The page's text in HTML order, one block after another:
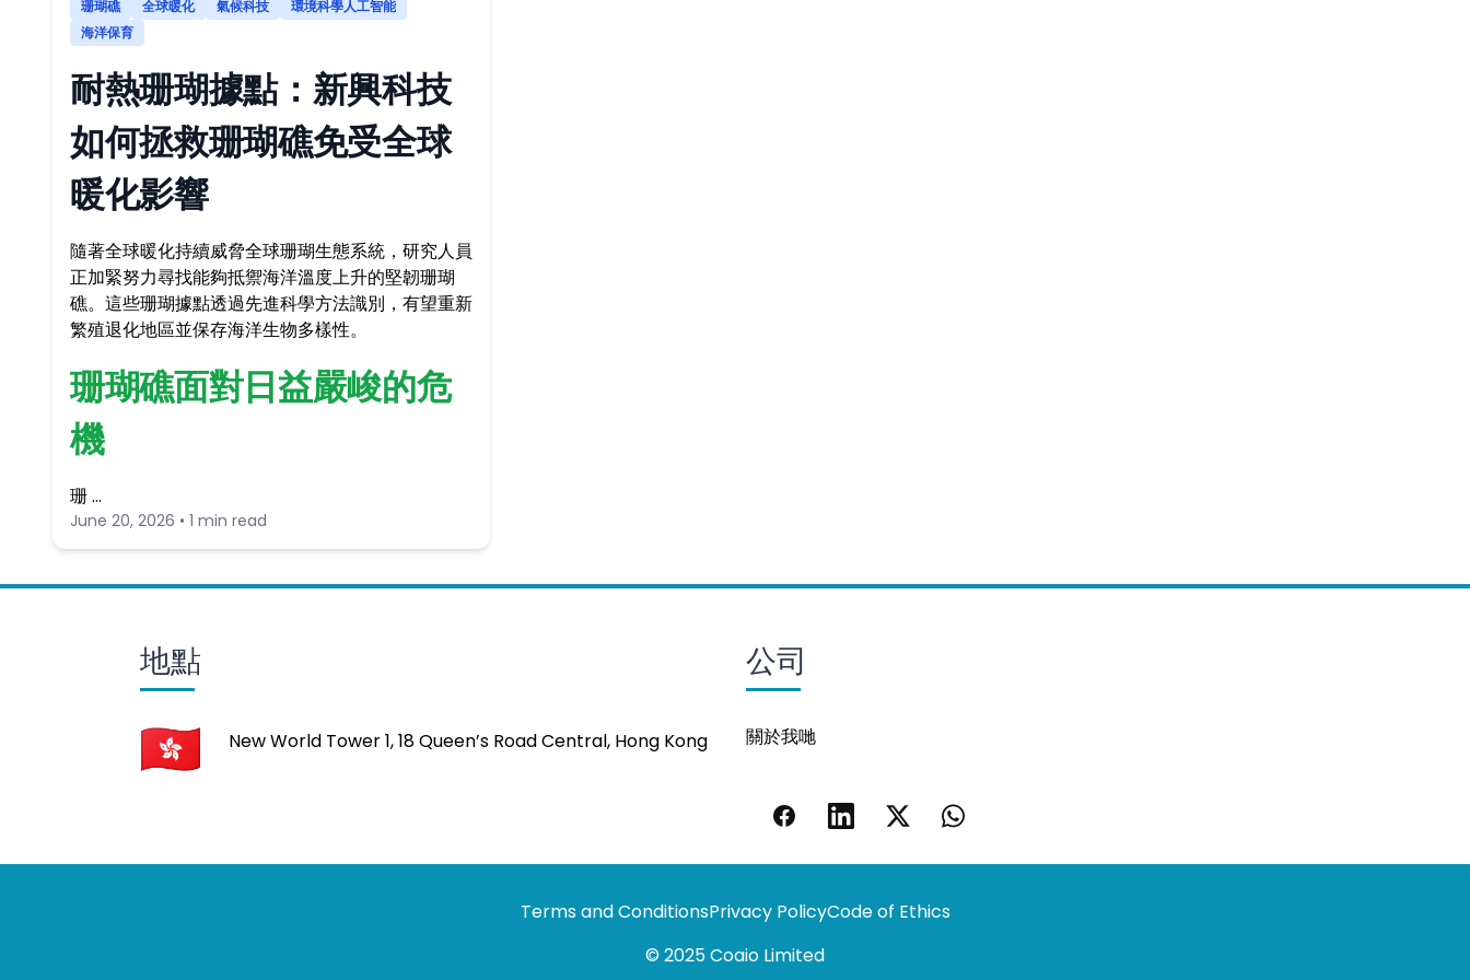
珊瑚礁 全球暖化 氣候科技
環境科學人工智能
海洋保育
耐熱珊瑚據點：新興科技
如何拯救珊瑚礁免受全球
暖化影響
隨著全球暖化持續威脅全球珊瑚生態系統，研究人員
正加緊努力尋找能夠抵禦海洋溫度上升的堅韌珊瑚
礁。這些珊瑚據點透過先進科學方法識別，有望重新
繁殖退化地區並保存海洋生物多樣性。
珊瑚礁面對日益嚴峻的危
機
珊 …
June 20, 2026 • 1 min read
地點
New World Tower 1, 18 Queen’s Road Central, Hong Kong
公司
關於我哋
Terms and ConditionsPrivacy PolicyCode of Ethics
© 2025 Coaio Limited